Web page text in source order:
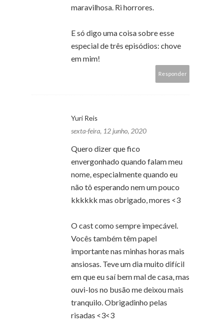
maravilhosa. Ri horrores.
E só digo uma coisa sobre esse
especial de três episódios: chove
em mim!
Responder
Yuri Reis
sexta-feira, 12 junho, 2020
Quero dizer que fico
envergonhado quando falam meu
nome, especialmente quando eu
não tô esperando nem um pouco
kkkkkk mas obrigado, mores <3
O cast como sempre impecável.
Vocês também têm papel
importante nas minhas horas mais
ansiosas. Teve um dia muito difícil
em que eu saí bem mal de casa, mas
ouvi-los no busão me deixou mais
tranquilo. Obrigadinho pelas
risadas <3<3